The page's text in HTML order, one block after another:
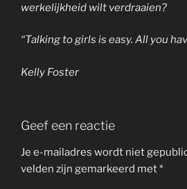
werkelijkheid wilt verdraaien?
“Talking to girls is easy. All you
Kelly Foster
Geef een reactie
Je e-mailadres wordt niet
velden zijn gemarkeerd met*